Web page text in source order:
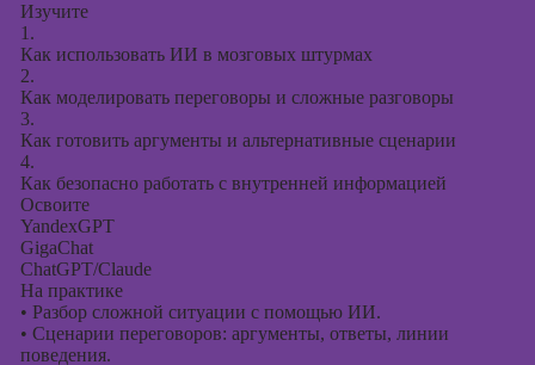
Изучите
1.
Как использовать ИИ в мозговых штурмах
2.
Как моделировать переговоры и сложные разговоры
3.
Как готовить аргументы и альтернативные сценарии
4.
Как безопасно работать с внутренней информацией
Освоите
YandexGPT
GigaChat
ChatGPT/Claude
На практике
• Разбор сложной ситуации с помощью ИИ.
• Сценарии переговоров: аргументы, ответы, линии
поведения.